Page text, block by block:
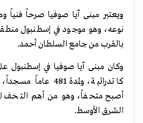
ويعتبر مبنى آيا صوفيا صرحاً فنياً
نوعه، وهو موجود في إسطنبول
بالقرب من جامع السلطان أحمد.
أصبح متحفاً، وهو من أهم التحف
الشرق الأوسط.